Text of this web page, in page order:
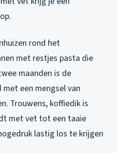
rond het
met restjes pasta die
maanden is de
een mengsel van
Trouwens, koffiedik is
met vet tot een taaie
lastig los te krijgen